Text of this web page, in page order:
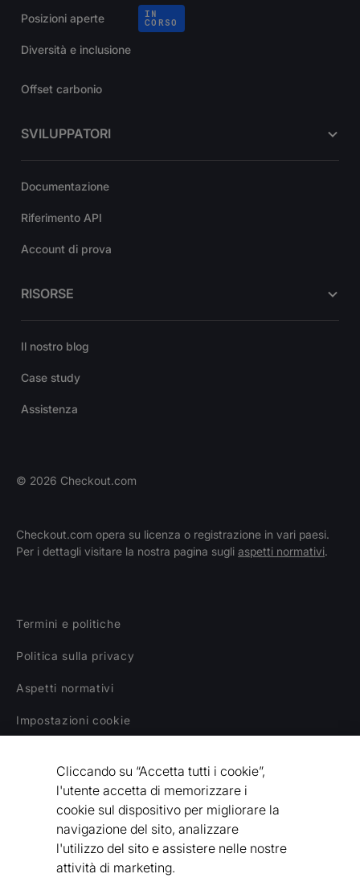
Posizioni aperte
IN
CORSO
Diversità e inclusione
Offset carbonio
SVILUPPATORI
Documentazione
Riferimento API
Account di prova
RISORSE
Il nostro blog
Case study
Assistenza
© 2026 Checkout.com
Checkout.com opera su licenza o registrazione in vari paesi.
Per i dettagli visitare la nostra pagina sugli aspetti normativi.
Termini e politiche
Politica sulla privacy
Aspetti normativi
Impostazioni cookie
Dichiarazione sulla schiavitù moderna
Codice etico del fornitore
Dichiarazione di accessibilità
Cliccando su “Accetta tutti i cookie”,
l'utente accetta di memorizzare i
cookie sul dispositivo per migliorare la
navigazione del sito, analizzare
l'utilizzo del sito e assistere nelle nostre
attività di marketing.